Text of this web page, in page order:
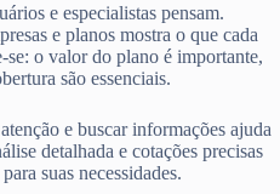
e especialistas pensam.
e planos mostra o que cada
o valor do plano é importante,
são essenciais.
e buscar informações ajuda
detalhada e cotações precisas
suas necessidades.